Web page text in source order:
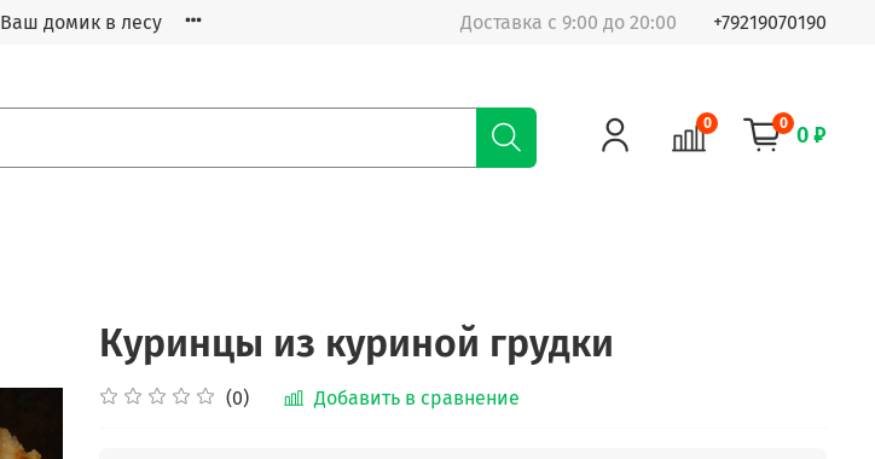
Ваш домик в лесу Доставка с 9:00 до 20:00 +79219070190
0 0 0 ₽
Куринцы из куриной грудки
(0) Добавить в сравнение